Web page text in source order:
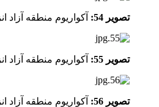
تصویر 54: آکواریوم منطقه آزاد
تصویر 55: آکواریوم منطقه آزاد
تصویر 56: آکواریوم منطقه آزاد